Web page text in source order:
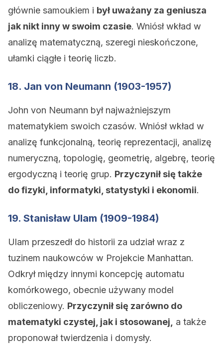
głównie samoukiem i był uważany za geniusza
jak nikt inny w swoim czasie. Wniósł wkład w
analizę matematyczną, szeregi nieskończone,
ułamki ciągłe i teorię liczb.
18. Jan von Neumann (1903-1957)
John von Neumann był najważniejszym
matematykiem swoich czasów. Wniósł wkład w
analizę funkcjonalną, teorię reprezentacji, analizę
numeryczną, topologię, geometrię, algebrę, teorię
ergodyczną i teorię grup. Przyczynił się także
do fizyki, informatyki, statystyki i ekonomii.
19. Stanisław Ulam (1909-1984)
Ulam przeszedł do historii za udział wraz z
tuzinem naukowców w Projekcie Manhattan.
Odkrył między innymi koncepcję automatu
komórkowego, obecnie używany model
obliczeniowy. Przyczynił się zarówno do
matematyki czystej, jak i stosowanej,
a także
proponował twierdzenia i domysły.